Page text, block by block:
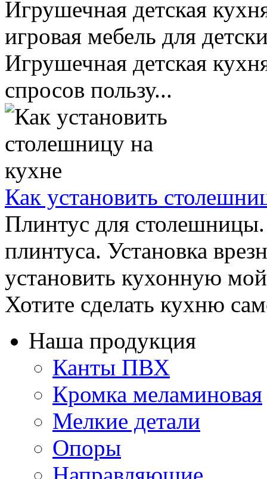
Игрушечная детская
игровая мебель для
Игрушечная детская
спросов пользу...
Как установить
Плинтус для
плинтуса. Установка
установить кухонную
Хотите сделать кухню
Наша продукция
Канты ПВХ
Кромка меламиновая
Мелкие детали
Опоры